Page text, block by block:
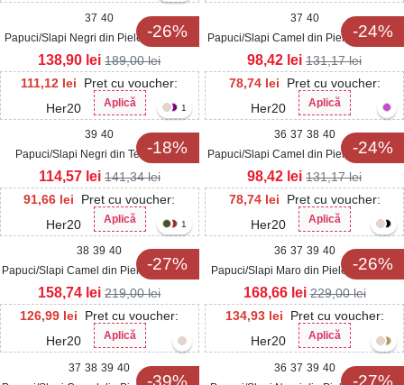
-26%
37 40
Papuci/Slapi Negri din Piele Ecologica
Intoarsa Zarya
111,12 lei
Pret cu voucher:
Her20
Aplică
138,90 lei 189,00lei
-24%
37 40
Papuci/Slapi Camel din Piele Ecologica
Timea
78,74 lei
Pret cu voucher:
Her20
Aplică
98,42 lei 131,17lei
-18%
1
39 40
Papuci/Slapi Negri din Textil Meya
91,66 lei
Pret cu voucher:
Her20
Aplică
114,57 lei 141,34lei
-24%
36 37 38 40
Papuci/Slapi Camel din Piele Ecologica
Maryne
78,74 lei
Pret cu voucher:
Her20
Aplică
98,42 lei 131,17lei
-27%
1
38 39 40
Papuci/Slapi Camel din Piele Ecologica
Intoarsa Marnia
126,99 lei
Pret cu voucher:
Her20
Aplică
158,74 lei 219,00lei
-26%
36 37 39 40
Papuci/Slapi Maro din Piele Ecologica
Jovella
134,93 lei
Pret cu voucher:
Her20
Aplică
168,66 lei 229,00lei
-39%
37 38 39 40
-27%
36 37 39 40